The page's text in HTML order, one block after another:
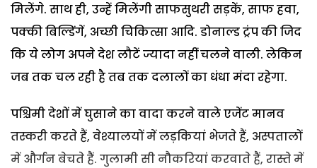
मिलेंगे. साथ ही, उन्हें मिलेंगी साफसुथरी सड़कें, साफ हवा,
पक्की बिल्डिंगें, अच्छी चिकित्सा आदि. डोनाल्ड ट्रंप की जिद
कि ये लोग अपने देश लौटें ज्यादा नहीं चलने वाली. लेकिन
जब तक चल रही है तब तक दलालों का धंधा मंदा रहेगा.
पश्चिमी देशों में घुसाने का वादा करने वाले एजेंट मानव
तस्करी करते हैं, वेश्यालयों में लड़कियां भेजते हैं, अस्पतालों
में और्गन बेचते हैं. गुलामी सी नौकरियां करवाते हैं, रास्ते में